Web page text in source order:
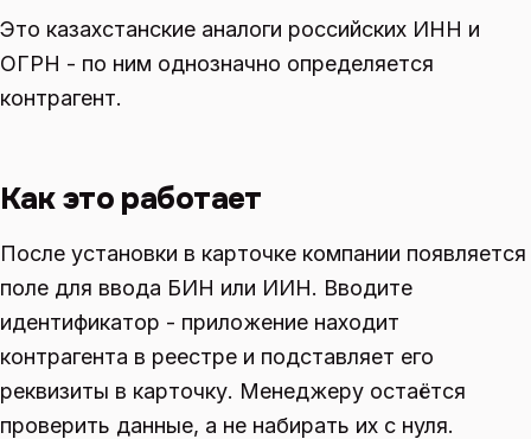
Это казахстанские аналоги российских ИНН и
ОГРН - по ним однозначно определяется
контрагент.
Как это работает
После установки в карточке компании появляется
поле для ввода БИН или ИИН. Вводите
идентификатор - приложение находит
контрагента в реестре и подставляет его
реквизиты в карточку. Менеджеру остаётся
проверить данные, а не набирать их с нуля.